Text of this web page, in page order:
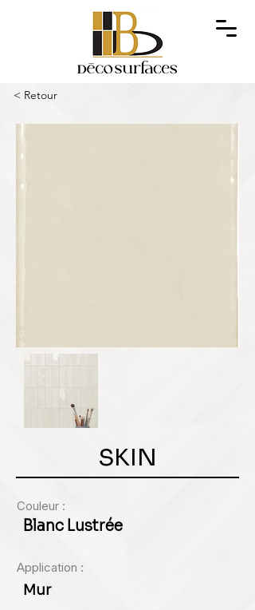
< Retour
SKIN
Couleur :
Blanc Lustrée
Application :
Mur